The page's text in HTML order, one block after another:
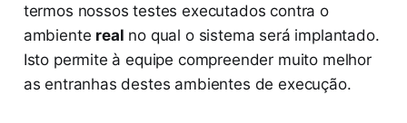
termos nossos testes executados contra o
ambiente real no qual o sistema será implantado.
Isto permite à equipe compreender muito melhor
as entranhas destes ambientes de execução.